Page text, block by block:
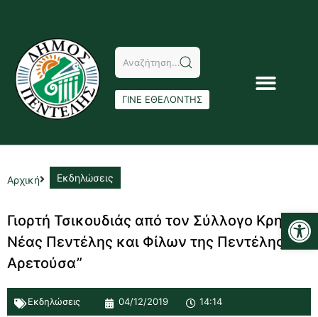
ΓΙΝΕ ΕΘΕΛΟΝΤΗΣ
Αρχική Εκδηλώσεις
Γιορτή Τσικουδιάς από τον Σύλλογο Κρητών
Νέας Πεντέλης και Φίλων της Πεντέλης “Η
Αρετούσα”
Εκδηλώσεις 04/12/2019 14:14